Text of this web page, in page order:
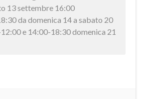
13 settembre 16:00
da domenica 14 a sabato 20
e 14:00-18:30 domenica 21